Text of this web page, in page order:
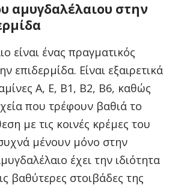
αμυγδαλέλαιου στην
είναι ένας πραγματικός
επιδερμίδα. Είναι εξαιρετικά
Α, Ε, Β1, Β2, Β6, καθώς
που τρέφουν βαθιά το
με τις κοινές κρέμες του
μένουν μόνο στην
έχει την ιδιότητα
βαθύτερες στοιβάδες της